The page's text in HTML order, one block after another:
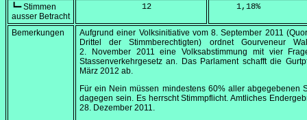
┗━ Stimmen
ausser Betracht
             12
     1,18
%
Bemerkungen Aufgrund einer Volksinitiative vom 8. September 2011
Drittel der Stimmberechtigten) ordnet Gourveneur
2. November 2011 eine Volksabstimmung mit vier
Stassenverkehrgesetz an. Das Parlament schafft die
März 2012 ab.
Für ein Nein müssen mindestens 60% aller abgegebenen
dagegen sein. Es herrscht Stimmpflicht. Amtliches
28. Dezember 2011.